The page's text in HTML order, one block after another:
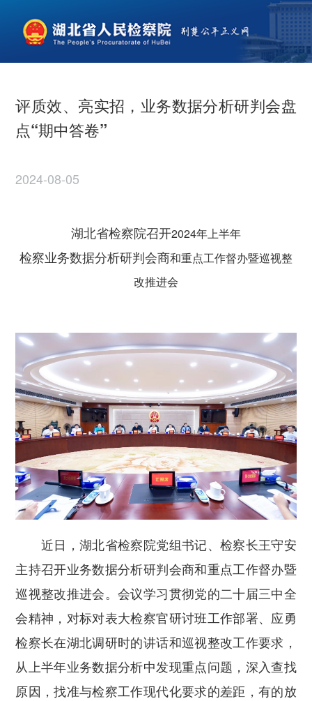
评质效、亮实招，业务数据分析研判会盘
点“期中答卷”
2024-08-05
湖北省检察院召开2024年上半年
检察业务数据分析研判会商和重点工作督办暨巡视整
改推进会
近日，湖北省检察院党组书记、检察长王守安
主持召开业务数据分析研判会商和重点工作督办暨
巡视整改推进会。会议学习贯彻党的二十届三中全
会精神，对标对表大检察官研讨班工作部署、应勇
检察长在湖北调研时的讲话和巡视整改工作要求，
从上半年业务数据分析中发现重点问题，深入查找
原因，找准与检察工作现代化要求的差距，有的放